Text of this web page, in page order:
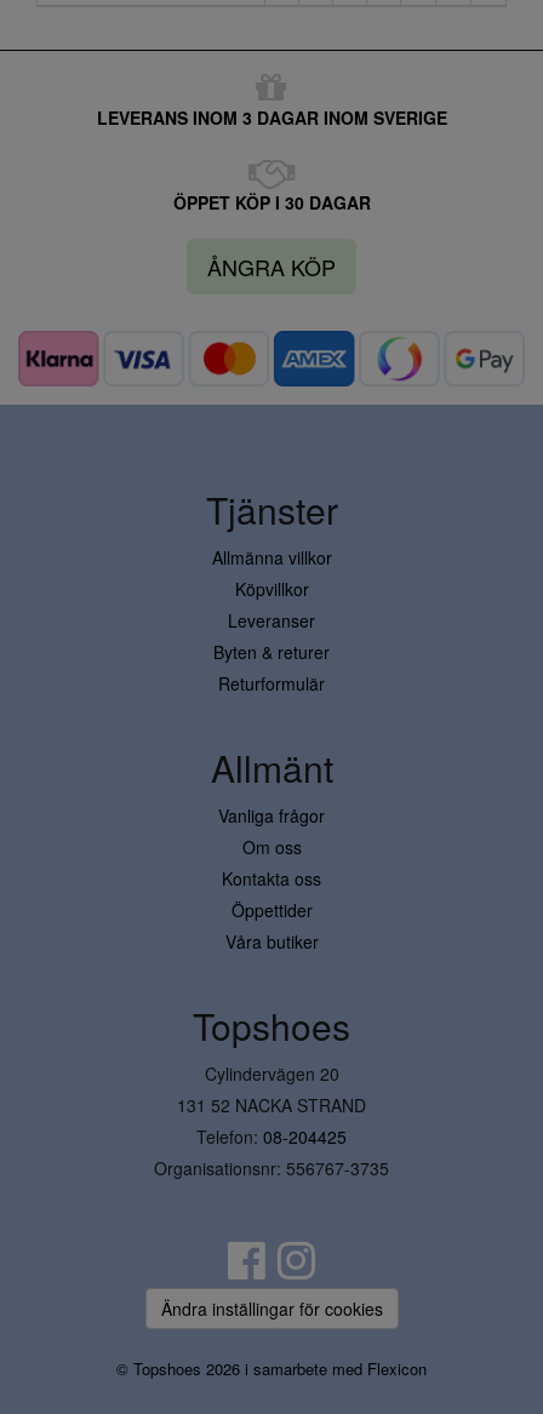
LEVERANS INOM 3 DAGAR INOM SVERIGE
ÖPPET KÖP I 30 DAGAR
ÅNGRA KÖP
Tjänster
Allmänna villkor
Köpvillkor
Leveranser
Byten & returer
Returformulär
Allmänt
Vanliga frågor
Om oss
Kontakta oss
Öppettider
Våra butiker
Topshoes
Cylindervägen 20
131 52 NACKA STRAND
Telefon: 08-204425
Organisationsnr: 556767-3735
Ändra inställingar för cookies
© Topshoes 2026 i samarbete med Flexicon